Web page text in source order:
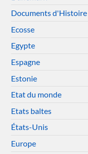
Documents d'Histoire
Ecosse
Egypte
Espagne
Estonie
Etat du monde
Etats baltes
États-Unis
Europe